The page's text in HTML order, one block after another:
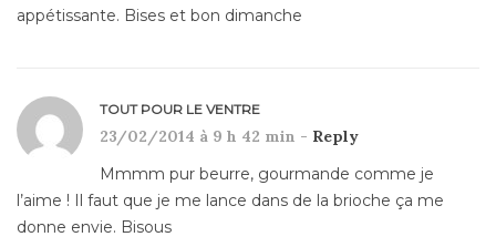
appétissante. Bises et bon dimanche
TOUT POUR LE VENTRE
23/02/2014 à 9 h 42 min - Reply
Mmmm pur beurre, gourmande comme je
l’aime ! Il faut que je me lance dans de la brioche ça me
donne envie. Bisous